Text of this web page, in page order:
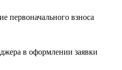
первоначального взноса
в оформлении заявки